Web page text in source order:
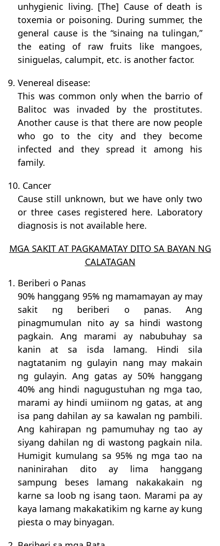
unhygienic living. [The] Cause of death is
toxemia or poisoning. During summer, the
general cause is the “sinaing na tulingan,”
the eating of raw fruits like mangoes,
siniguelas, calumpit, etc. is another factor.
9. Venereal disease:
This was common only when the barrio of
Balitoc was invaded by the prostitutes.
Another cause is that there are now people
who go to the city and they become
infected and they spread it among his
family.
10. Cancer
Cause still unknown, but we have only two
or three cases registered here. Laboratory
diagnosis is not available here.
MGA SAKIT AT PAGKAMATAY DITO SA BAYAN NG
CALATAGAN
1. Beriberi o Panas
90% hanggang 95% ng mamamayan ay may
sakit ng beriberi o panas. Ang
pinagmumulan nito ay sa hindi wastong
pagkain. Ang marami ay nabubuhay sa
kanin at sa isda lamang. Hindi sila
nagtatanim ng gulayin nang may makain
ng gulayin. Ang gatas ay 50% hanggang
40% ang hindi nagugustuhan ng mga tao,
marami ay hindi umiinom ng gatas, at ang
isa pang dahilan ay sa kawalan ng pambili.
Ang kahirapan ng pamumuhay ng tao ay
siyang dahilan ng di wastong pagkain nila.
Humigit kumulang sa 95% ng mga tao na
naninirahan dito ay lima hanggang
sampung beses lamang nakakakain ng
karne sa loob ng isang taon. Marami pa ay
kaya lamang makakatikim ng karne ay kung
piesta o may binyagan.